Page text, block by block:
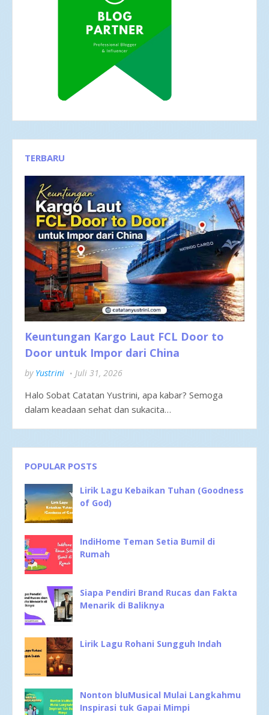
TERBARU
Keuntungan Kargo Laut FCL Door to
Door untuk Impor dari China
by Yustrini Juli 31, 2026
Halo Sobat Catatan Yustrini, apa kabar? Semoga
dalam keadaan sehat dan sukacita…
POPULAR POSTS
Lirik Lagu Kebaikan Tuhan (Goodness
of God)
IndiHome Teman Setia Bumil di
Rumah
Siapa Pendiri Brand Rucas dan Fakta
Menarik di Baliknya
Lirik Lagu Rohani Sungguh Indah
Nonton bluMusical Mulai Langkahmu
Inspirasi tuk Gapai Mimpi